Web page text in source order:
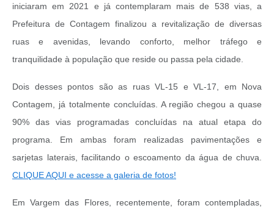
iniciaram em 2021 e já contemplaram mais de 538 vias, a
Prefeitura de Contagem finalizou a revitalização de diversas
ruas e avenidas, levando conforto, melhor tráfego e
tranquilidade à população que reside ou passa pela cidade.
Dois desses pontos são as ruas VL-15 e VL-17, em Nova
Contagem, já totalmente concluídas. A região chegou a quase
90% das vias programadas concluídas na atual etapa do
programa. Em ambas foram realizadas pavimentações e
sarjetas laterais, facilitando o escoamento da água de chuva.
CLIQUE AQUI e acesse a galeria de fotos!
Em Vargem das Flores, recentemente, foram contempladas,